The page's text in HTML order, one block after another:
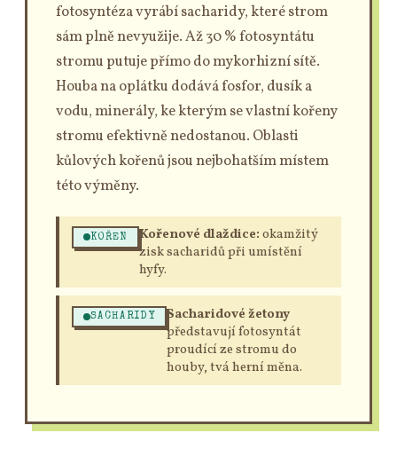
fotosyntéza vyrábí sacharidy, které strom
sám plně nevyužije. Až 30 % fotosyntátu
stromu putuje přímo do mykorhizní sítě.
Houba na oplátku dodává fosfor, dusík a
vodu, minerály, ke kterým se vlastní kořeny
stromu efektivně nedostanou. Oblasti
kůlových kořenů jsou nejbohatším místem
této výměny.
KOŘEN Kořenové dlaždice: okamžitý
zisk sacharidů při umístění
hyfy.
SACHARIDY
Sacharidové žetony
představují fotosyntát
proudící ze stromu do
houby, tvá herní měna.